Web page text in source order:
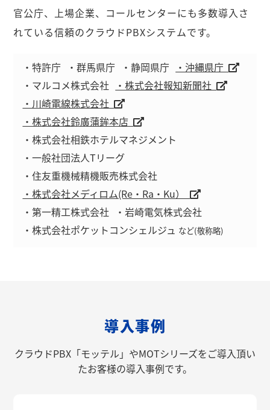
官公庁、上場企業、コールセンターにも多数導入さ
れている信頼のクラウドPBXシステムです。
・特許庁 ・群馬県庁 ・静岡県庁
・沖縄県庁
・マルコメ株式会社
・株式会社報知新聞社
・川崎電線株式会社
・株式会社鈴廣蒲鉾本店
・株式会社相鉄ホテルマネジメント
・一般社団法人Tリーグ
・住友重機械精機販売株式会社
・株式会社メディロム(Re・Ra・Ku）
・第一精工株式会社
・岩崎電気株式会社
・株式会社ポケットコンシェルジュ など(敬称略)
導入事例
クラウドPBX「モッテル」やMOTシリーズをご導入頂い
たお客様の導入事例です。